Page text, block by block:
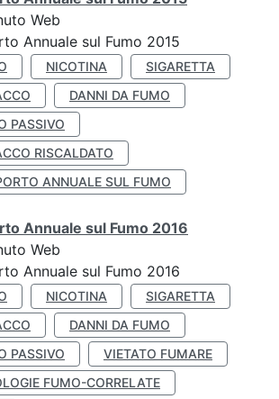
Web
Annuale sul Fumo 2015
NICOTINA
SIGARETTA
DANNI DA FUMO
PASSIVO
RISCALDATO
ANNUALE SUL FUMO
Annuale sul Fumo 2016
Web
Annuale sul Fumo 2016
NICOTINA
SIGARETTA
DANNI DA FUMO
PASSIVO
VIETATO FUMARE
FUMO-CORRELATE